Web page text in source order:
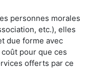
personnes morales
etc.), elles
due forme avec
pour que ces
offerts par ce